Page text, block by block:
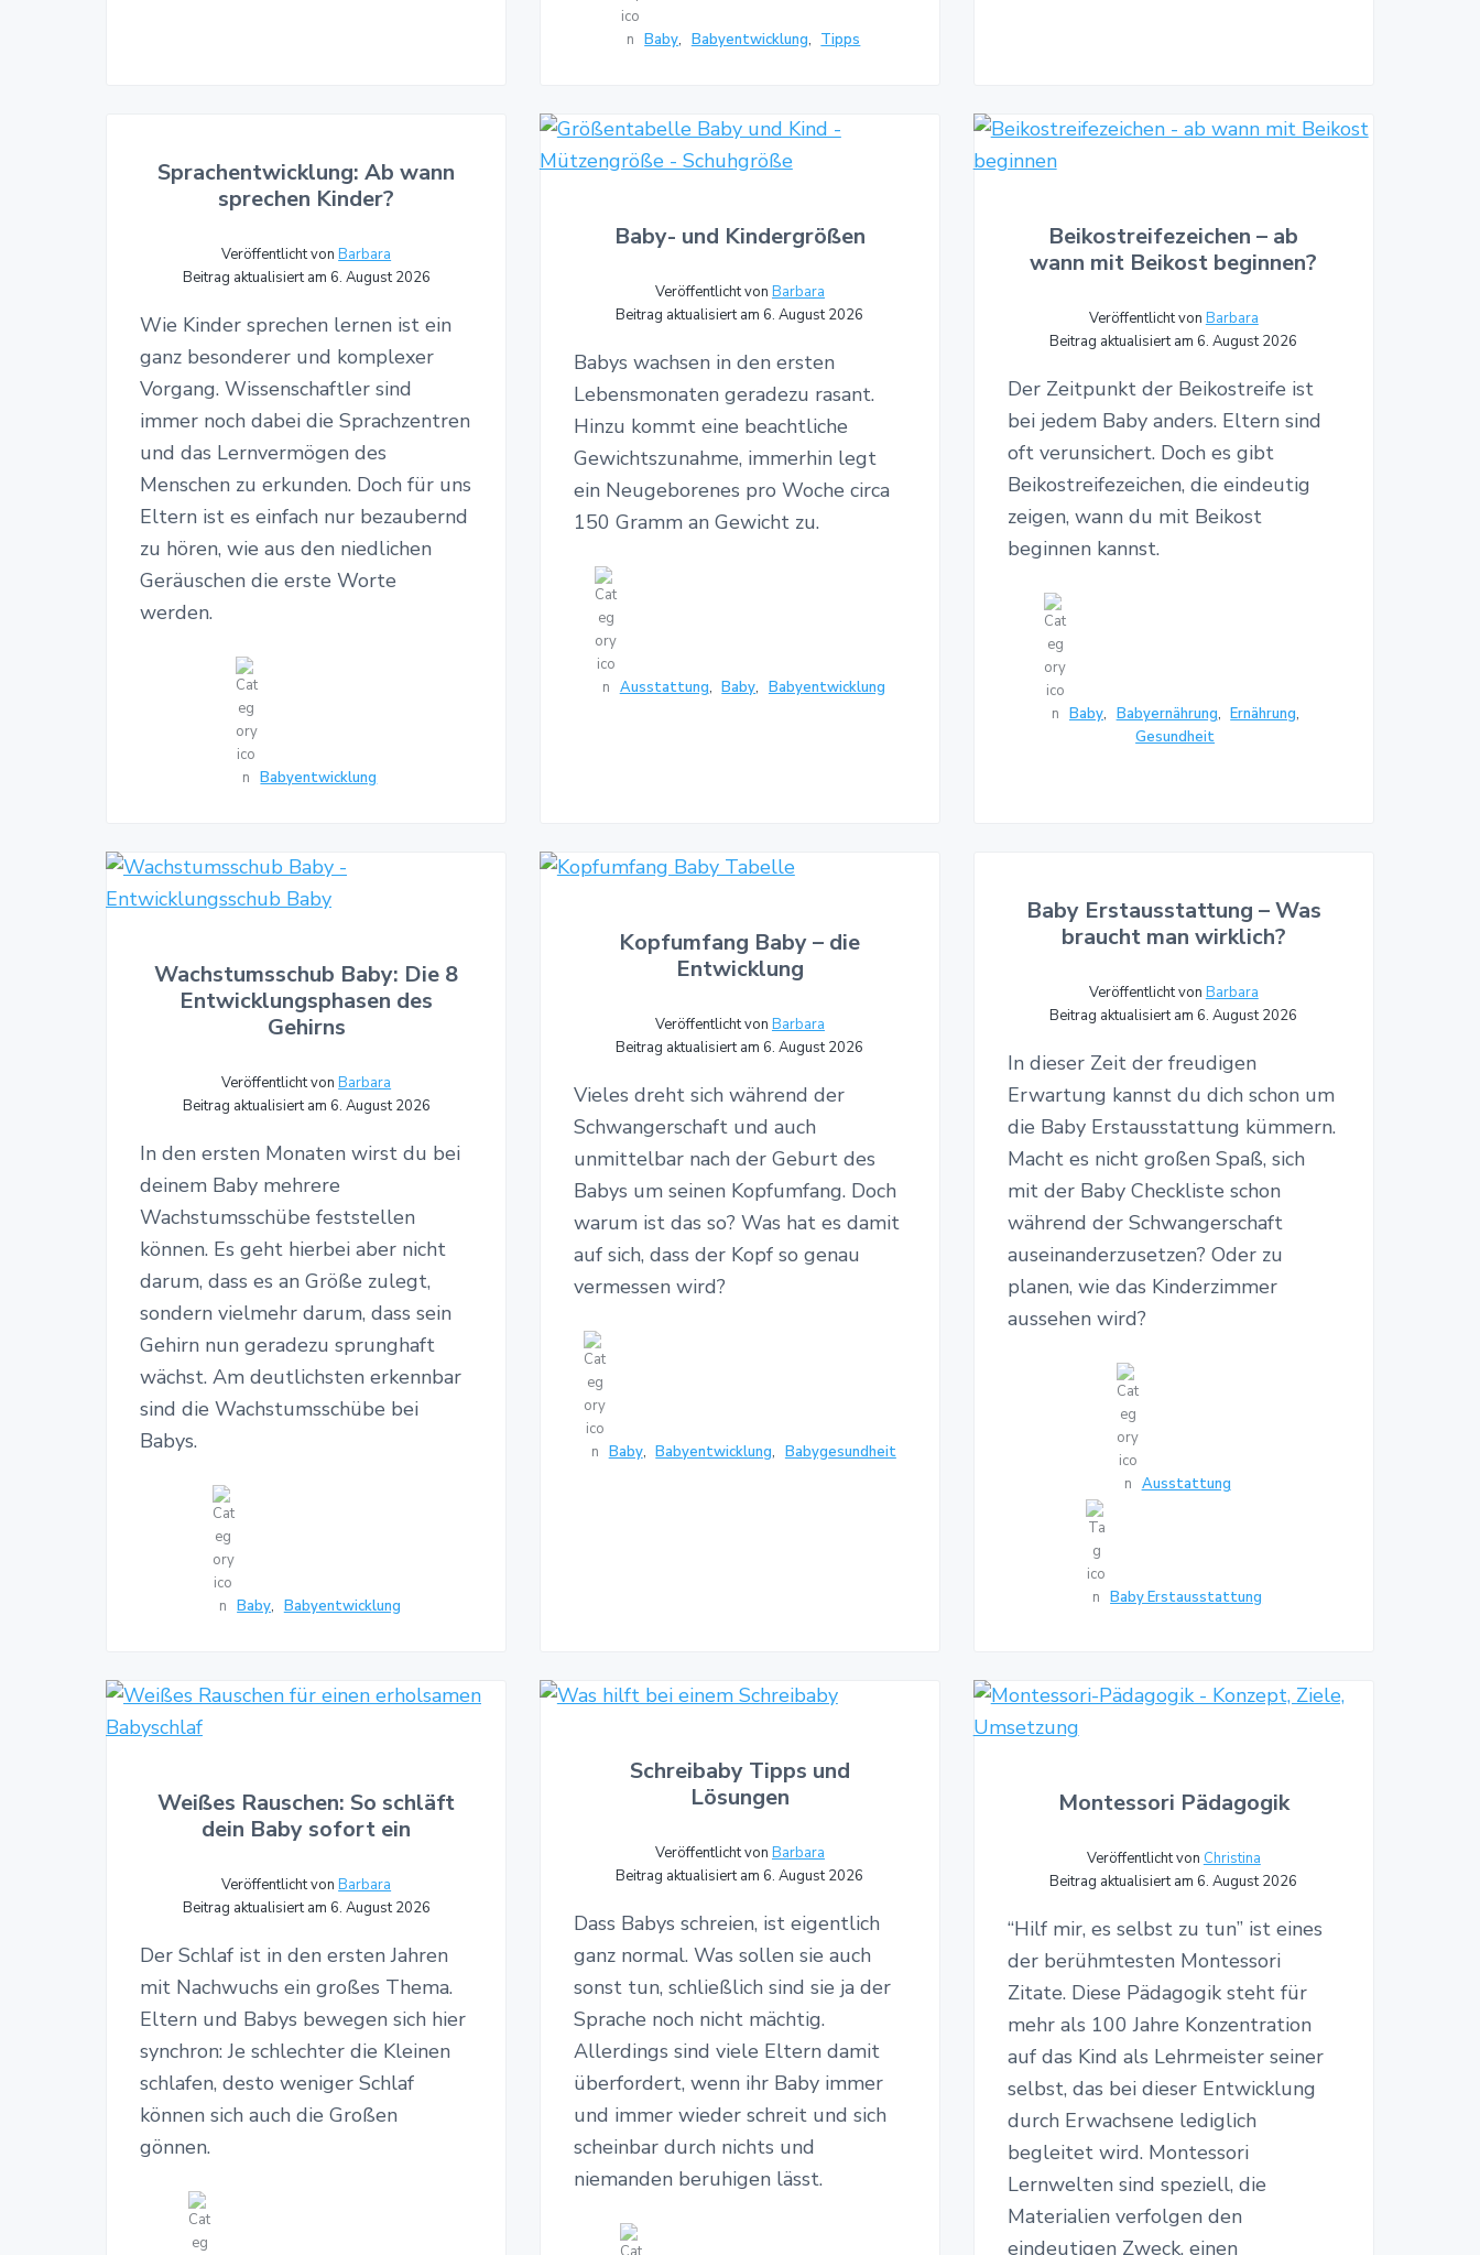
Baby, Babyentwicklung, Tipps
Sprachentwicklung: Ab wann
sprechen Kinder?
Veröffentlicht vonBarbara
Beitrag aktualisiert am 6. August 2026
Wie Kinder sprechen lernen ist ein
ganz besonderer und komplexer
Vorgang. Wissenschaftler sind
immer noch dabei die Sprachzentren
und das Lernvermögen des
Menschen zu erkunden. Doch für uns
Eltern ist es einfach nur bezaubernd
zu hören, wie aus den niedlichen
Geräuschen die erste Worte
werden.
Babyentwicklung
Baby- und Kindergrößen
Veröffentlicht von Barbara
Beitrag aktualisiert am 6. August 2026
Babys wachsen in den ersten
Lebensmonaten geradezu rasant.
Hinzu kommt eine beachtliche
Gewichtszunahme, immerhin legt
ein Neugeborenes pro Woche circa
150 Gramm an Gewicht zu.
Ausstattung, Baby, Babyentwicklung
Beikostreifezeichen – ab
wann mit Beikost beginnen?
Veröffentlicht von Barbara
Beitrag aktualisiert am 6. August 2026
Der Zeitpunkt der Beikostreife ist
bei jedem Baby anders. Eltern sind
oft verunsichert. Doch es gibt
Beikostreifezeichen, die eindeutig
zeigen, wann du mit Beikost
beginnen kannst.
Baby, Babyernährung, Ernährung,
Gesundheit
Wachstumsschub Baby: Die 8
Entwicklungsphasen des
Gehirns
Veröffentlicht vonBarbara
Beitrag aktualisiert am 6. August 2026
In den ersten Monaten wirst du bei
deinem Baby mehrere
Wachstumsschübe feststellen
können. Es geht hierbei aber nicht
darum, dass es an Größe zulegt,
sondern vielmehr darum, dass sein
Gehirn nun geradezu sprunghaft
wächst. Am deutlichsten erkennbar
sind die Wachstumsschübe bei
Babys.
Baby, Babyentwicklung
Kopfumfang Baby – die
Entwicklung
Veröffentlicht von Barbara
Beitrag aktualisiert am 6. August 2026
Vieles dreht sich während der
Schwangerschaft und auch
unmittelbar nach der Geburt des
Babys um seinen Kopfumfang. Doch
warum ist das so? Was hat es damit
auf sich, dass der Kopf so genau
vermessen wird?
Baby, Babyentwicklung, Babygesundheit
Baby Erstausstattung – Was
braucht man wirklich?
Veröffentlicht von Barbara
Beitrag aktualisiert am 6. August 2026
In dieser Zeit der freudigen
Erwartung kannst du dich schon um
die Baby Erstausstattung kümmern.
Macht es nicht großen Spaß, sich
mit der Baby Checkliste schon
während der Schwangerschaft
auseinanderzusetzen? Oder zu
planen, wie das Kinderzimmer
aussehen wird?
Ausstattung
Baby Erstausstattung
Weißes Rauschen: So schläft
dein Baby sofort ein
Veröffentlicht vonBarbara
Beitrag aktualisiert am 6. August 2026
Der Schlaf ist in den ersten Jahren
mit Nachwuchs ein großes Thema.
Eltern und Babys bewegen sich hier
synchron: Je schlechter die Kleinen
schlafen, desto weniger Schlaf
können sich auch die Großen
gönnen.
Schreibaby Tipps und
Lösungen
Veröffentlicht von Barbara
Beitrag aktualisiert am 6. August 2026
Dass Babys schreien, ist eigentlich
ganz normal. Was sollen sie auch
sonst tun, schließlich sind sie ja der
Sprache noch nicht mächtig.
Allerdings sind viele Eltern damit
überfordert, wenn ihr Baby immer
und immer wieder schreit und sich
scheinbar durch nichts und
niemanden beruhigen lässt.
Montessori Pädagogik
Veröffentlicht von Christina
Beitrag aktualisiert am 6. August 2026
“Hilf mir, es selbst zu tun” ist eines
der berühmtesten Montessori
Zitate. Diese Pädagogik steht für
mehr als 100 Jahre Konzentration
auf das Kind als Lehrmeister seiner
selbst, das bei dieser Entwicklung
durch Erwachsene lediglich
begleitet wird. Montessori
Lernwelten sind speziell, die
Materialien verfolgen den
eindeutigen Zweck, einen